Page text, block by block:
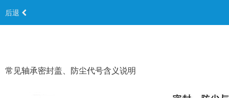
后退
常见轴承密封盖、防尘代号含义说明